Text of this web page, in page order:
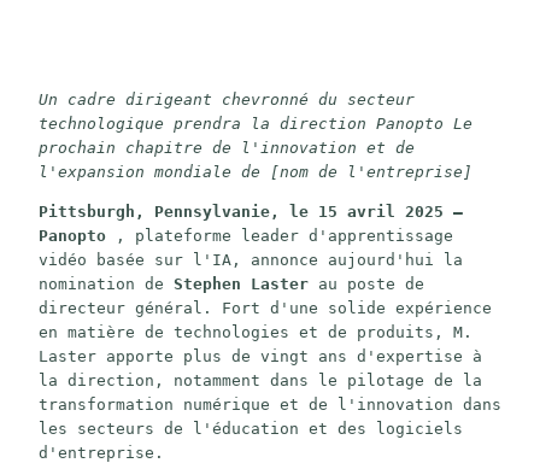
Un cadre dirigeant chevronné du secteur
technologique prendra la direction Panopto Le
prochain chapitre de l'innovation et de
l'expansion mondiale de [nom de l'entreprise]
Pittsburgh, Pennsylvanie, le 15 avril 2025 –
Panopto , plateforme leader d'apprentissage
vidéo basée sur l'IA, annonce aujourd'hui la
nomination de Stephen Laster au poste de
directeur général. Fort d'une solide expérience
en matière de technologies et de produits, M.
Laster apporte plus de vingt ans d'expertise à
la direction, notamment dans le pilotage de la
transformation numérique et de l'innovation dans
les secteurs de l'éducation et des logiciels
d'entreprise.